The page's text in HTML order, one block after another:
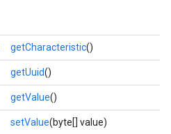
getCharacteristic()
getUuid()
getValue()
setValue(byte[] value)